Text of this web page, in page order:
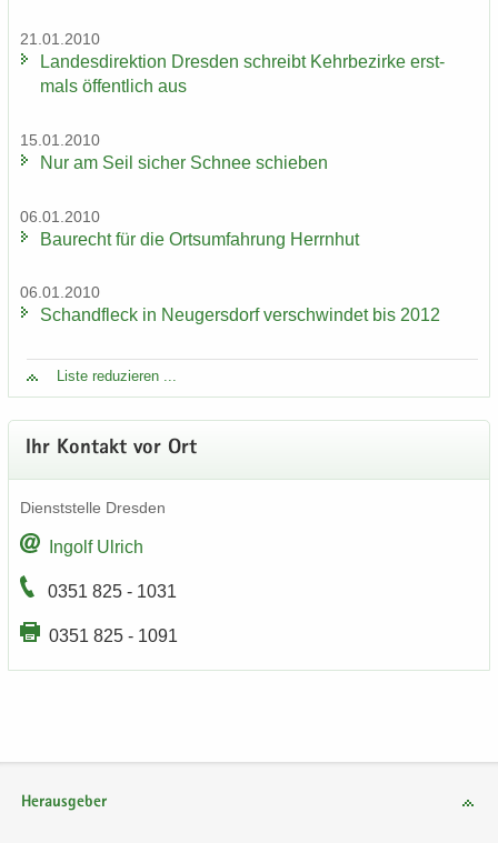
21.01.2010
Lan­des­di­rek­ti­on Dres­den schreibt Kehr­be­zir­ke erst­
mals öf­fent­lich aus
15.01.2010
Nur am Seil si­cher Schnee schie­ben
06.01.2010
Bau­recht für die Orts­um­fah­rung Herrn­hut
06.01.2010
Schand­fleck in Neu­gers­dorf ver­schwin­det bis 2012
Liste re­du­zie­ren ...
Ihr Kon­takt vor Ort
Dienst­stel­le Dres­den
In­golf Ul­rich
0351 825 - 1031
0351 825 - 1091
Herausgeber